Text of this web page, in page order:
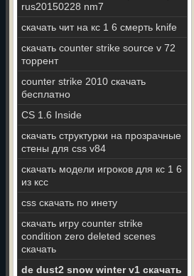
rus20150228 nm7
скачать чит на кс 1 6 смерть knife
скачать counter strike source v 72
торрент
counter strike 2010 скачать
бесплатно
CS 1.6 Inside
скачать структурки на прозрачные
стены для css v84
скачать модели игроков для кс 1 6
из ксс
css скачать по инету
скачать игру counter strike
condition zero deleted scenes
скачать
de dust2 snow winter v1 скачать